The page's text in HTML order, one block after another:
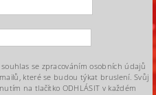
se zpracováním osobních údajů
které se budou týkat bruslení. Svůj
na tlačítko ODHLÁSIT v každém